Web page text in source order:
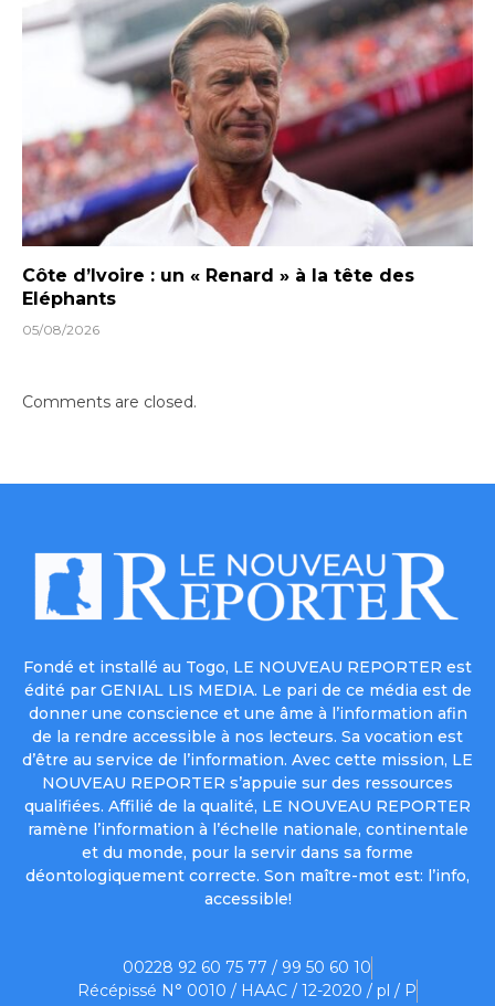
Côte d’Ivoire : un « Renard » à la tête des
Eléphants
05/08/2026
Comments are closed.
Fondé et installé au Togo, LE NOUVEAU REPORTER est
édité par GENIAL LIS MEDIA. Le pari de ce média est de
donner une conscience et une âme à l’information afin
de la rendre accessible à nos lecteurs. Sa vocation est
d’être au service de l’information. Avec cette mission, LE
NOUVEAU REPORTER s’appuie sur des ressources
qualifiées. Affilié de la qualité, LE NOUVEAU REPORTER
ramène l’information à l’échelle nationale, continentale
et du monde, pour la servir dans sa forme
déontologiquement correcte. Son maître-mot est: l’info,
accessible!
00228 92 60 75 77 / 99 50 60 10
Récépissé N° 0010 / HAAC / 12-2020 / pl / P